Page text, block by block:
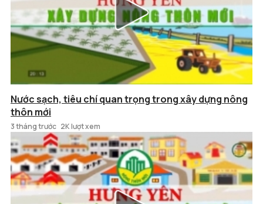
Nước sạch, tiêu chí quan trọng trong xây dựng nông
thôn mới
3 tháng trước 2K lượt xem